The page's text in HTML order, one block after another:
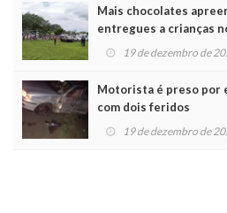
Mais chocolates
entregues a crianças
19 de dezembro de
Motorista é preso por
com dois feridos
19 de dezembro de